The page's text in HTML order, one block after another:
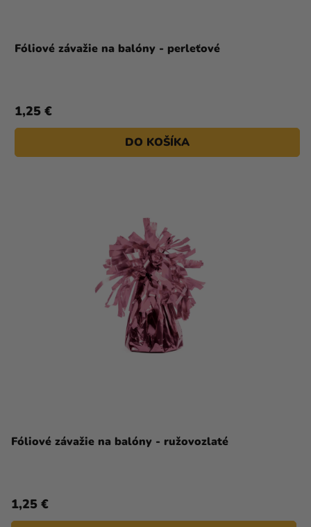
Fóliové závažie na balóny - perleťové
1,25 €
DO KOŠÍKA
Fóliové závažie na balóny - ružovozlaté
1,25 €